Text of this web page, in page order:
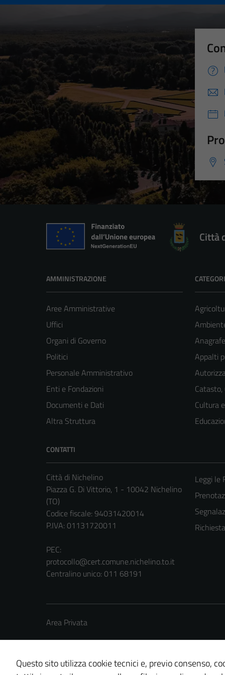
Città
AMMINISTRAZIONE
Aree Amministrative
Uffici
Organi di Governo
Politici
Personale Amministrativo
Enti e Fondazioni
Documenti e Dati
Altra Struttura
Appalti
Catasto,
Cultura
CONTATTI
Città di Nichelino
Piazza G. Di Vittorio, 1 - 10042 Nichelino
(TO)
Codice fiscale: 94031420014
P.IVA: 01131720011
PEC:
protocollo@cert.comune.nichelino.to.it
Centralino unico: 011 68191
Leggi le
Area Privata
Questo sito utilizza cookie tecnici e, previo consenso,